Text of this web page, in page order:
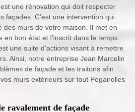
une rénovation qui doit respecter
façades. C’est une intervention qui
des murs de votre maison. Il met en
en bon état et l'inscrit dans le temps.
une suite d'actions visant à remettre
Ainsi, notre entreprise Jean Marcelin
de façade et les traitons afin
murs extérieurs sur tout Pegairolles
ravalement de façade